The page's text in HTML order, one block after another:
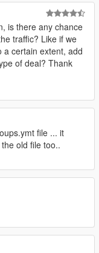
is there any chance
traffic? Like if we
a certain extent, add
of deal? Thank
file ... it
old file too..